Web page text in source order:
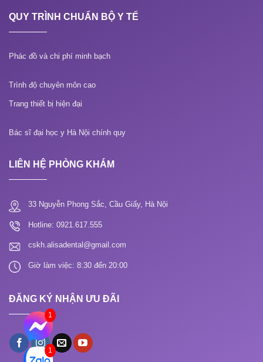
QUY TRÌNH CHUẨN BỘ Y TẾ
Phác đồ và chi phí minh bạch
Trình độ chuyên môn cao
Trang thiết bị hiện đại
Bác sĩ đại học y Hà Nội chính quy
LIÊN HỆ PHÒNG KHÁM
33 Nguyễn Phong Sắc, Cầu Giấy, Hà Nội
Hotline: 0921.617.555
cskh.alisadental@gmail.com
Giờ làm việc: 8:30 đến 20:00
ĐĂNG KÝ NHẬN ƯU ĐÃI
1
1